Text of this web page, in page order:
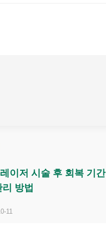
이저 시술 후 회복 기간
방법
11